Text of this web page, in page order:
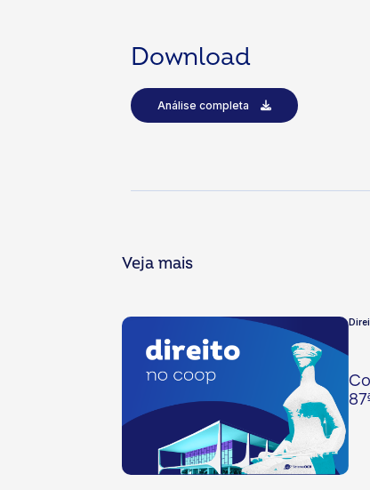
Download
Análise completa
Veja mais